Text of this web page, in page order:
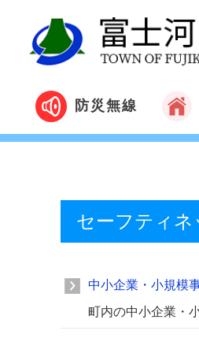
防災無線
セーフティ
中小企業・小規模
町内の中小企業・